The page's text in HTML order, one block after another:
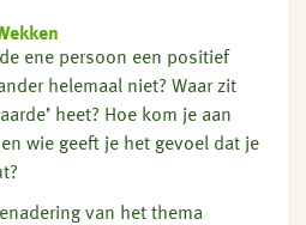
ene persoon een positief
helemaal niet? Waar zit
heet? Hoe kom je aan
wie geeft je het gevoel dat je
van het thema